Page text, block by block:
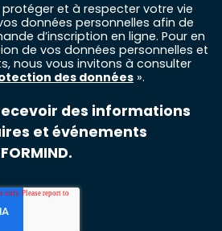
protéger et à respecter votre vie
données personnelles afin de
d’inscription en ligne. Pour en
de vos données personnelles et
nous vous invitons à consulter
des données ».
des informations
et événements